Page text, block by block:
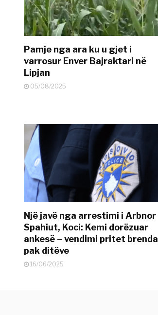
Pamje nga ara ku u gjet i
varrosur Enver Bajraktari në
Lipjan
05/08/2025
Një javë nga arrestimi i Arbnor
Spahiut, Koci: Kemi dorëzuar
ankesë – vendimi pritet brenda
pak ditëve
16/06/2025